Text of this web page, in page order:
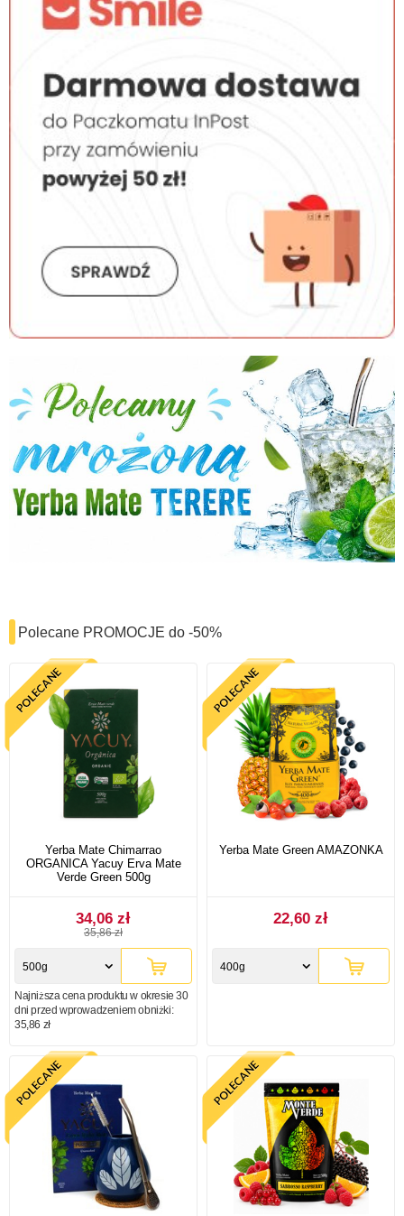
Polecane PROMOCJE do -50%
Yerba Mate Chimarrao
ORGANICA Yacuy Erva Mate
Verde Green 500g
34,06 zł
35,86 zł
500g
Najniższa cena produktu w okresie 30
dni przed wprowadzeniem obniżki:
35,86 zł
Yerba Mate Green AMAZONKA
22,60 zł
400g